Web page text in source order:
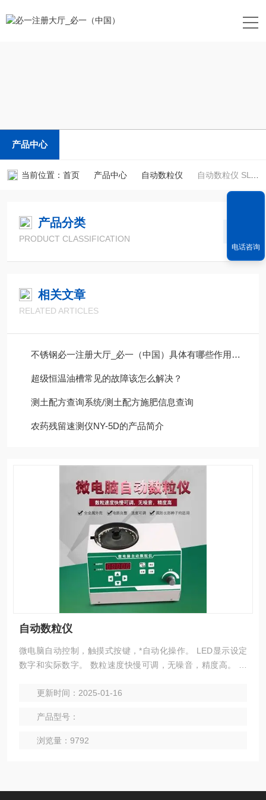
产品中心
当前位置： 首页 产品中心 自动数粒仪 自动数粒仪 SLY-A 型
产品分类
PRODUCT CLASSIFICATION
相关文章
RELATED ARTICLES
不锈钢必一注册大厅_必一（中国）具体有哪些作用呢？
超级恒温油槽常见的故障该怎么解决？
测土配方查询系统/测土配方施肥信息查询
农药残留速测仪NY-5D的产品简介
自动数粒仪
微电脑自动控制，触摸式按键，*自动化操作。 LED显示设定
数字和实际数字。 数粒速度快慢可调，无噪音，精度高。 整
调，设置查看，任意计数，预置自停等功能。 圆形及长形种子
更新时间：2025-01-16
产品型号：
浏览量：9792
电话咨询